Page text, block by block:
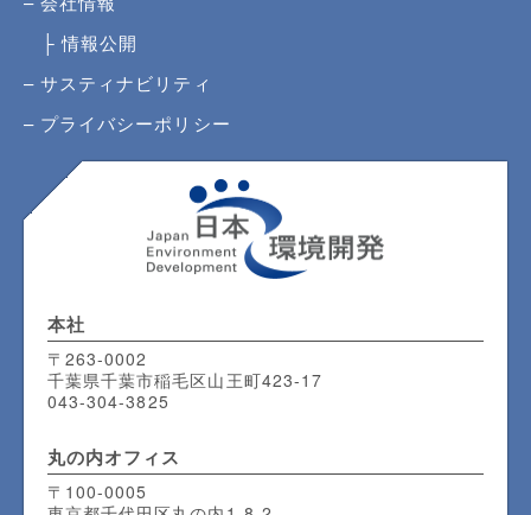
情報公開
サスティナビリティ
プライバシーポリシー
本社
〒263-0002
千葉県千葉市稲毛区山王町423-17
043-304-3825
丸の内オフィス
〒100-0005